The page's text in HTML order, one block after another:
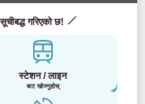
गरिएको छ!
स्टेशन / लाइन
बाट खोज्नुहोस्